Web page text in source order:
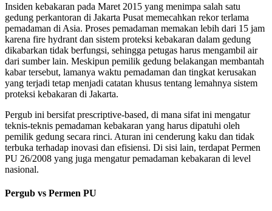
Insiden kebakaran pada Maret 2015 yang menimpa salah satu
gedung perkantoran di Jakarta Pusat memecahkan rekor terlama
pemadaman di Asia. Proses pemadaman memakan lebih dari 15 jam
karena fire hydrant dan sistem proteksi kebakaran dalam gedung
dikabarkan tidak berfungsi, sehingga petugas harus mengambil air
dari sumber lain. Meskipun pemilik gedung belakangan membantah
kabar tersebut, lamanya waktu pemadaman dan tingkat kerusakan
yang terjadi tetap menjadi catatan khusus tentang lemahnya sistem
proteksi kebakaran di Jakarta.
Pergub ini bersifat prescriptive-based, di mana sifat ini mengatur
teknis-teknis pemadaman kebakaran yang harus dipatuhi oleh
pemilik gedung secara rinci. Aturan ini cenderung kaku dan tidak
terbuka terhadap inovasi dan efisiensi. Di sisi lain, terdapat Permen
PU 26/2008 yang juga mengatur pemadaman kebakaran di level
nasional.
Pergub vs Permen PU